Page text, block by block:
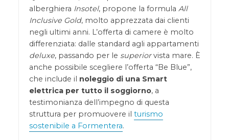
alberghiera Insotel, propone la formula All
Inclusive Gold, molto apprezzata dai clienti
negli ultimi anni. L’offerta di camere è molto
differenziata: dalle standard agli appartamenti
deluxe, passando per le superiorvista mare. È
anche possibile scegliere l’offerta “Be Blue”,
che include il noleggio di una Smart
elettrica per tutto il soggiorno, a
testimonianza dell’impegno di questa
struttura per promuovere il turismo
sostenibile a Formentera.